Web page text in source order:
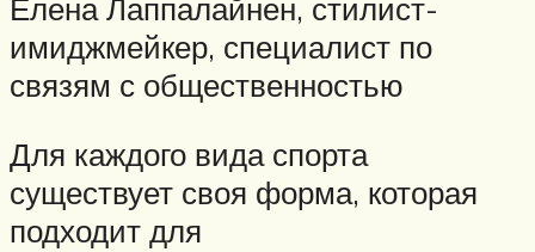
Елена Лаппалайнен, стилист-
имиджмейкер, специалист по
связям с общественностью
Для каждого вида спорта
существует своя форма, которая
подходит для